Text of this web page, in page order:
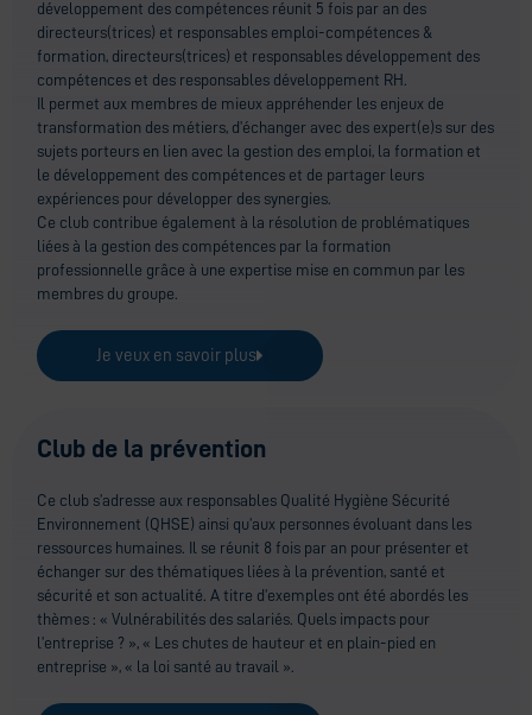
développement des compétences réunit 5 fois par an des
directeurs(trices) et responsables emploi-compétences &
formation, directeurs(trices) et responsables développement des
compétences et des responsables développement RH.
Il permet aux membres de mieux appréhender les enjeux de
transformation des métiers, d’échanger avec des expert(e)s sur des
sujets porteurs en lien avec la gestion des emploi, la formation et
le développement des compétences et de partager leurs
expériences pour développer des synergies.
Ce club contribue également à la résolution de problématiques
liées à la gestion des compétences par la formation
professionnelle grâce à une expertise mise en commun par les
membres du groupe.
Je veux en savoir plus
Club de la prévention
Ce club s’adresse aux responsables Qualité Hygiène Sécurité
Environnement (QHSE) ainsi qu’aux personnes évoluant dans les
ressources humaines. Il se réunit 8 fois par an pour présenter et
échanger sur des thématiques liées à la prévention, santé et
sécurité et son actualité. A titre d’exemples ont été abordés les
thèmes : « Vulnérabilités des salariés. Quels impacts pour
l’entreprise ? », « Les chutes de hauteur et en plain-pied en
entreprise », « la loi santé au travail ».